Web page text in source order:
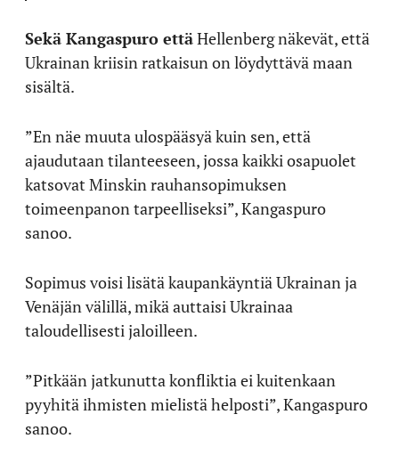
Sekä Kangaspuro ettäHellenberg näkevät, että
Ukrainan kriisin ratkaisun on löydyttävä maan
sisältä.
”En näe muuta ulospääsyä kuin sen, että
ajaudutaan tilanteeseen, jossa kaikki osapuolet
katsovat Minskin rauhansopimuksen
toimeenpanon tarpeelliseksi”, Kangaspuro
sanoo.
Sopimus voisi lisätä kaupankäyntiä Ukrainan ja
Venäjän välillä, mikä auttaisi Ukrainaa
taloudellisesti jaloilleen.
”Pitkään jatkunutta konfliktia ei kuitenkaan
pyyhitä ihmisten mielistä helposti”, Kangaspuro
sanoo.